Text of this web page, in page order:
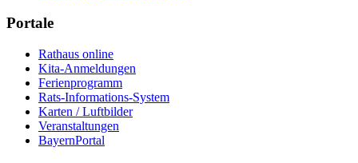
Portale
Rathaus online
Kita-Anmeldungen
Ferienprogramm
Rats-Informations-System
Karten / Luftbilder
Veranstaltungen
BayernPortal